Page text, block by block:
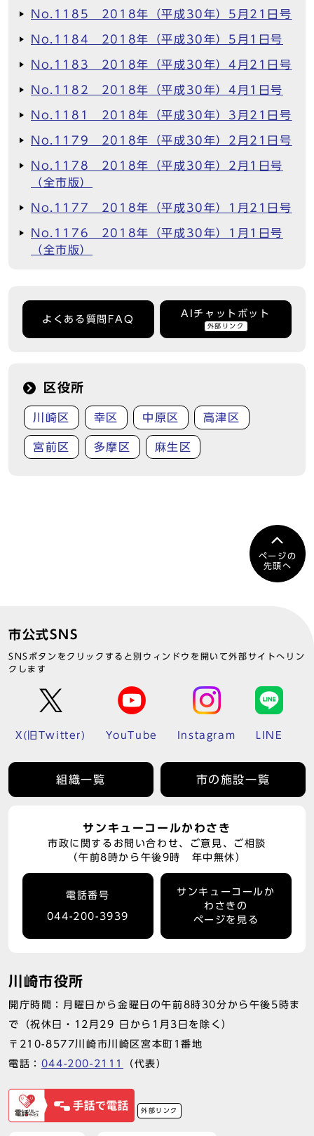
No.1185 2018年（平成30年）5月21日号
No.1184 2018年（平成30年）5月1日号
No.1183 2018年（平成30年）4月21日号
No.1182 2018年（平成30年）4月1日号
No.1181 2018年（平成30年）3月21日号
No.1179 2018年（平成30年）2月21日号
No.1178 2018年（平成30年）2月1日号
（全市版）
No.1177 2018年（平成30年）1月21日号
No.1176 2018年（平成30年）1月1日号
（全市版）
よくある質問FAQ
AIチャットボット
外部リンク
区役所
川崎区 幸区 中原区 高津区
宮前区 多摩区 麻生区
ページの
先頭へ
市公式SNS
SNSボタンをクリックすると別ウィンドウを開いて外部サイトへリン
クします
X(旧Twitter) YouTube Instagram LINE
組織一覧 市の施設一覧
サンキューコールかわさき
市政に関するお問い合わせ、ご意見、ご相談
（午前8時から午後9時 年中無休）
電話番号
044-200-3939
サンキューコールか
わさきの
ページを見る
川崎市役所
開庁時間：月曜日から金曜日の午前8時30分から午後5時ま
で（祝休日・12月29 日から1月3日を除く）
〒210-8577川崎市川崎区宮本町1番地
電話： 044-200-2111 （代表）
外部リンク